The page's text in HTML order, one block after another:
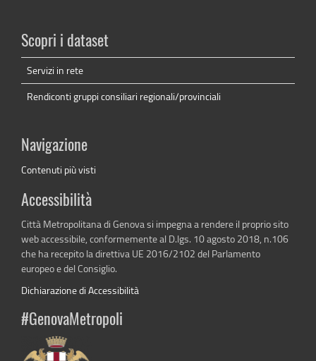
Scopri i dataset
Servizi in rete
Rendiconti gruppi consiliari regionali/provinciali
Navigazione
Contenuti più visti
Accessibilità
Città Metropolitana di Genova si impegna a rendere il proprio sito
web accessibile, conformemente al D.lgs. 10 agosto 2018, n.106
che ha recepito la direttiva UE 2016/2102 del Parlamento
europeo e del Consiglio.
Dichiarazione di Accessibilità
#GenovaMetropoli